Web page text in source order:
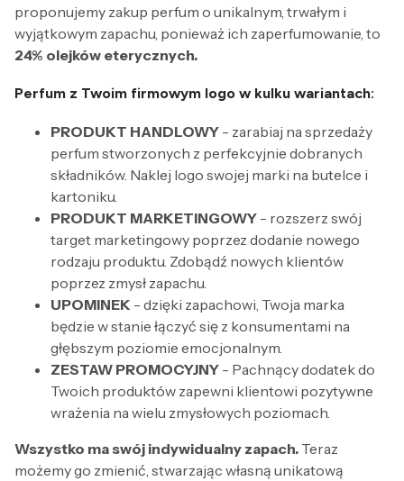
proponujemy zakup perfum o unikalnym, trwałym i
wyjątkowym zapachu, ponieważ ich zaperfumowanie, to
24% olejków eterycznych.
Perfum z Twoim firmowym logo w kulku wariantach:
PRODUKT HANDLOWY - zarabiaj na sprzedaży
perfum stworzonych z perfekcyjnie dobranych
składników. Naklej logo swojej marki na butelce i
kartoniku.
PRODUKT MARKETINGOWY - rozszerz swój
target marketingowy poprzez dodanie nowego
rodzaju produktu. Zdobądź nowych klientów
poprzez zmysł zapachu.
UPOMINEK - dzięki zapachowi, Twoja marka
będzie w stanie łączyć się z konsumentami na
głębszym poziomie emocjonalnym.
ZESTAW PROMOCYJNY - Pachnący dodatek do
Twoich produktów zapewni klientowi pozytywne
wrażenia na wielu zmysłowych poziomach.
Wszystko ma swój indywidualny zapach. Teraz
możemy go zmienić, stwarzając własną unikatową